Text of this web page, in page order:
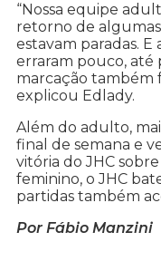
“Nossa equipe
retorno de
estavam paradas.
erraram pouco, até
marcação também
explicou Edlady.
Além do adulto,
final de semana e
vitória do JHC
feminino, o JHC
partidas também
Por Fábio Manzini